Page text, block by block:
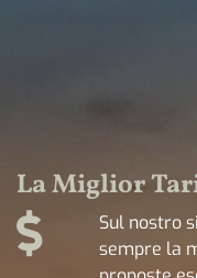
La Miglior
Sul nostro
sempre la